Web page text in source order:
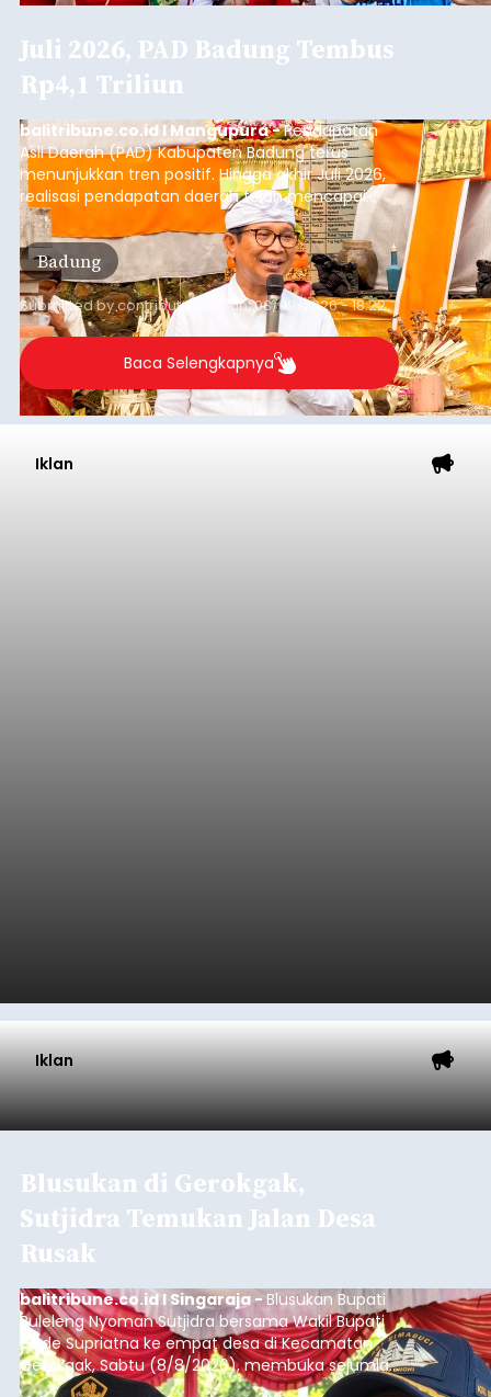
Juli 2026, PAD Badung Tembus
Rp4,1 Triliun
balitribune.co.id I Mangupura -Pendapatan
Asli Daerah (PAD) Kabupaten Badung terus
menunjukkan tren positif. Hingga akhir Juli 2026,
realisasi pendapatan daerah telah mencapai
Rp4,1 triliun atau rata-rata sekitar Rp730 miliar
per bulan, meningkat signifikan dibandingkan
rata-rata penerimaan sebelumnya yang berkisar
Rp350 miliar hingga Rp400 miliar per bulan.
Badung
Submitted bycontributor Sun, 08/09/2026 - 18:22
Baca Selengkapnya
Iklan
Iklan
Blusukan di Gerokgak,
Sutjidra Temukan Jalan Desa
Rusak
balitribune.co.id I Singaraja - Blusukan Bupati
Buleleng Nyoman Sutjidra bersama Wakil Bupati
Gede Supriatna ke empat desa di Kecamatan
Gerokgak, Sabtu (8/8/2026), membuka sejumlah
persoalan yang masih dihadapi masyarakat. Dari